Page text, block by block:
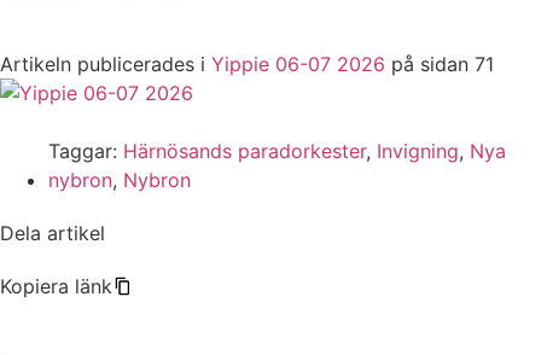
Artikeln publicerades i Yippie 06-07 2026 på sidan 71
Taggar: Härnösands paradorkester, Invigning, Nya
nybron, Nybron
Dela artikel
Kopiera länk